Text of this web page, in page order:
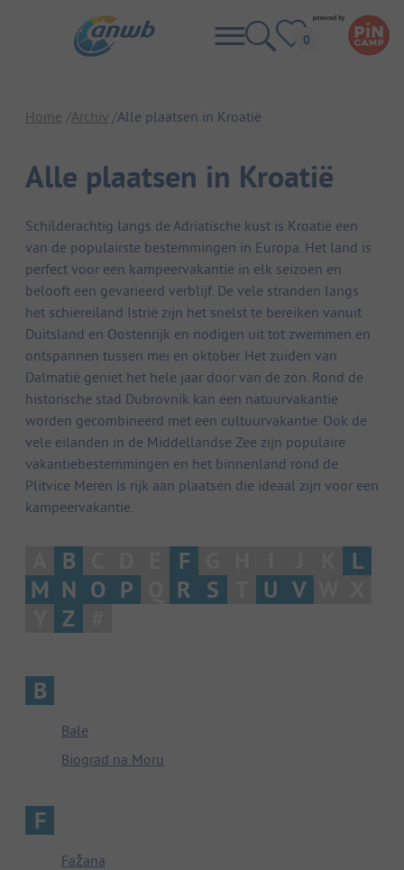
Home Archiv Alle plaatsen in Kroatië
Alle plaatsen in Kroatië
Schilderachtig langs de Adriatische kust is Kroatië een
van de populairste bestemmingen in Europa. Het land is
perfect voor een kampeervakantie in elk seizoen en
belooft een gevarieerd verblijf. De vele stranden langs
het schiereiland Istrië zijn het snelst te bereiken vanuit
Duitsland en Oostenrijk en nodigen uit tot zwemmen en
ontspannen tussen mei en oktober. Het zuiden van
Dalmatië geniet het hele jaar door van de zon. Rond de
historische stad Dubrovnik kan een natuurvakantie
worden gecombineerd met een cultuurvakantie. Ook de
vele eilanden in de Middellandse Zee zijn populaire
vakantiebestemmingen en het binnenland rond de
Plitvice Meren is rijk aan plaatsen die ideaal zijn voor een
kampeervakantie.
B F
L
M N O P R S U V
Z
B
Bale
Biograd na Moru
F
Fažana